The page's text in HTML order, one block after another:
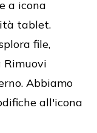
a icona
tablet.
file,
Rimuovi
Abbiamo
all'icona